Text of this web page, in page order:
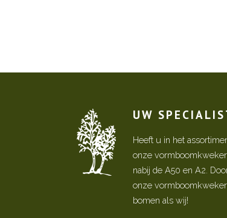
UW
Heeft u in het
onze
nabij de A50 en A2.
onze
bomen als wij!